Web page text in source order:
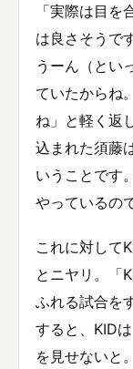
「実際は目
は良さそうで
うーん（とい
ていたからね
ね」と軽く返
込まれた須藤
いうことです
やっているの
これに対して
とニヤリ。「
ふれる試合を
すると、KID
を見せないと